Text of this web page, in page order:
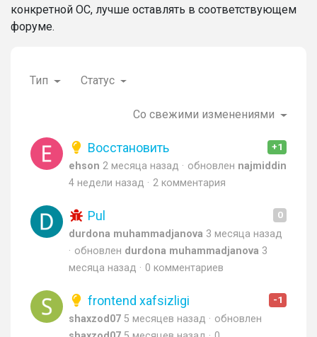
конкретной ОС, лучше оставлять в соответствующем
форуме.
Тип Статус
Со свежими изменениями
+1
Восстановить
ehson 2 месяца назад обновлен najmiddin
4 недели назад
2 комментария
0
Pul
durdona muhammadjanova 3 месяца назад
обновлен durdona muhammadjanova 3
месяца назад
0 комментариев
-1
frontend xafsizligi
shaxzod07 5 месяцев назад
обновлен